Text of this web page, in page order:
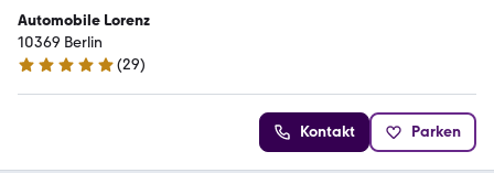
Automobile Lorenz
10369 Berlin
4.8 Sterne
(29)
Kontakt Parken